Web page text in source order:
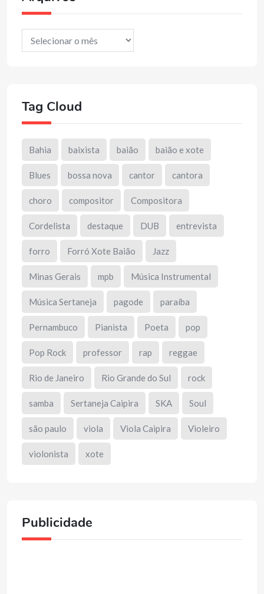
Tag Cloud
Bahia baixista baião baião e xote
Blues bossa nova cantor cantora
choro compositor Compositora
Cordelista destaque DUB entrevista
forro Forró Xote Baião Jazz
Minas Gerais mpb Música Instrumental
Música Sertaneja pagode paraíba
Pernambuco Pianista Poeta pop
Pop Rock professor rap reggae
Rio de Janeiro Rio Grande do Sul rock
samba Sertaneja Caipira SKA Soul
são paulo viola Viola Caipira Violeiro
violonista xote
Publicidade